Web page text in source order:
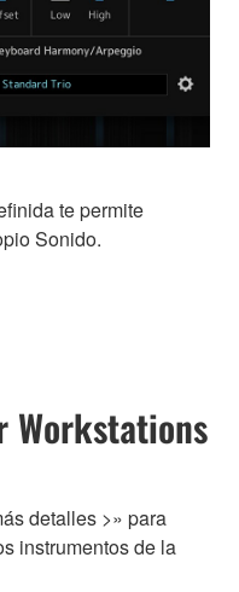
te permite
Sonido.
Workstations
detalles >» para
instrumentos de la